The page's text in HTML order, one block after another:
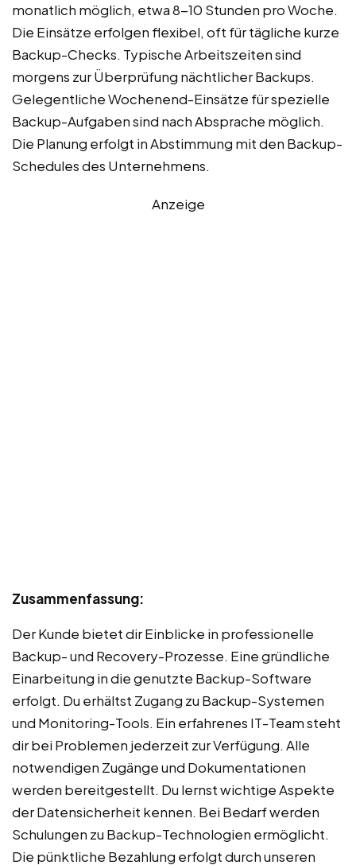
monatlich möglich, etwa 8-10 Stunden pro Woche.
Die Einsätze erfolgen flexibel, oft für tägliche kurze
Backup-Checks. Typische Arbeitszeiten sind
morgens zur Überprüfung nächtlicher Backups.
Gelegentliche Wochenend-Einsätze für spezielle
Backup-Aufgaben sind nach Absprache möglich.
Die Planung erfolgt in Abstimmung mit den Backup-
Schedules des Unternehmens.
Anzeige
Zusammenfassung:
Der Kunde bietet dir Einblicke in professionelle
Backup- und Recovery-Prozesse. Eine gründliche
Einarbeitung in die genutzte Backup-Software
erfolgt. Du erhältst Zugang zu Backup-Systemen
und Monitoring-Tools. Ein erfahrenes IT-Team steht
dir bei Problemen jederzeit zur Verfügung. Alle
notwendigen Zugänge und Dokumentationen
werden bereitgestellt. Du lernst wichtige Aspekte
der Datensicherheit kennen. Bei Bedarf werden
Schulungen zu Backup-Technologien ermöglicht.
Die pünktliche Bezahlung erfolgt durch unseren